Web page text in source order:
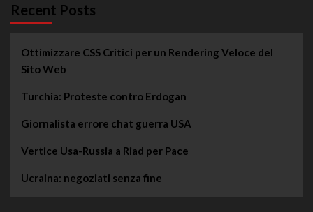
Recent Posts
Ottimizzare CSS Critici per un Rendering Veloce del
Sito Web
Turchia: Proteste contro Erdogan
Giornalista errore chat guerra USA
Vertice Usa-Russia a Riad per Pace
Ucraina: negoziati senza fine